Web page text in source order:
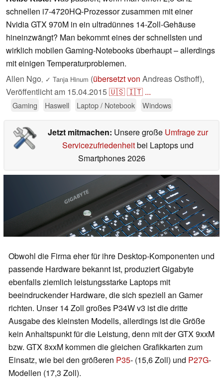
schnellen i7-4720HQ-Prozessor zusammen mit einer
Nvidia GTX 970M in ein ultradünnes 14-Zoll-Gehäuse
hineinzwängt? Man bekommt eines der schnellsten und
wirklich mobilen Gaming-Notebooks überhaupt – allerdings
mit einigen Temperaturproblemen.
Allen Ngo, ✓ Tanja Hinum (übersetzt von Andreas Osthoff),
Veröffentlicht am 15.04.2015🇺🇸🇮🇹 ...
Gaming Haswell Laptop / Notebook Windows
Jetzt mitmachen: Unsere große Umfrage zur
Servicezufriedenheitbei Laptops und
Smartphones 2026
Obwohl die Firma eher für ihre Desktop-Komponenten und
passende Hardware bekannt ist, produziert Gigabyte
ebenfalls ziemlich leistungsstarke Laptops mit
beeindruckender Hardware, die sich speziell an Gamer
richten. Unser 14 Zoll großes P34W v3 ist die dritte
Ausgabe des kleinsten Modells, allerdings ist die Größe
kein Anhaltspunkt für die Leistung, denn mit der GTX 9xxM
bzw. GTX 8xxM kommen die gleichen Grafikkarten zum
Einsatz, wie bei den größeren P35- (15,6 Zoll) und P27G-
Modellen (17,3 Zoll).